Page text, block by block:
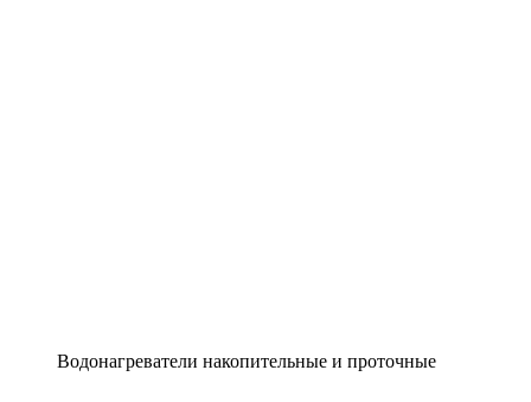
Водонагреватели накопительные и проточные